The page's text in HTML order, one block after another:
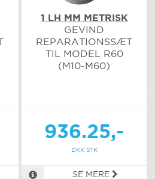
1 LH MM METRISK
GEVIND
REPARATIONSSÆT
TIL MODEL R60
(M10-M60)
936.25,-
DKK STK
SE MERE